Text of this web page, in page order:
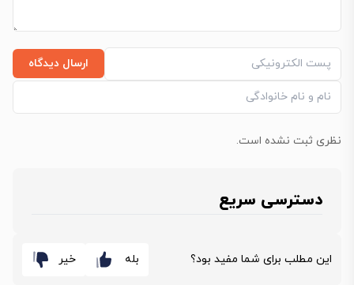
ارسال دیدگاه
نظری ثبت نشده است.
دسترسی سریع
این مطلب برای شما مفید بود؟ بله خیر